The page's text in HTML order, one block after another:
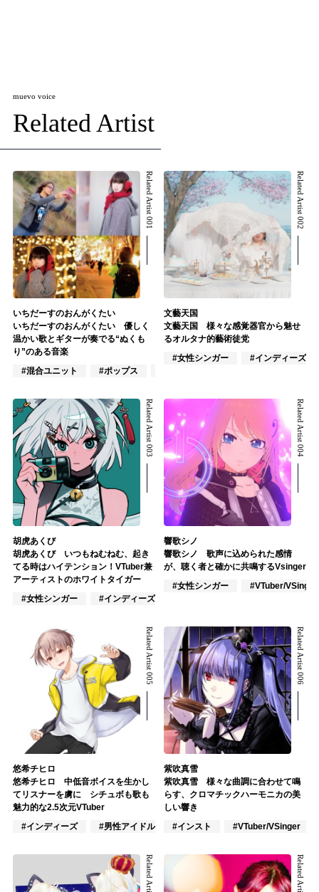
muevo voice
Related Artist
Related Artist 001
いちだーすのおんがくたい
いちだーすのおんがくたい 優しく
温かい歌とギターが奏でる“ぬくも
り”のある音楽
#混合ユニット
#ポップス
Related Artist 002
文藝天国
文藝天国 様々な感覚器官から魅せ
るオルタナ的藝術徒党
#女性シンガー
#インディーズ
Related Artist 003
胡虎あくび
胡虎あくび いつもねむねむ、起き
てる時はハイテンション！VTuber兼
アーティストのホワイトタイガー
#女性シンガー
#インディーズ
Related Artist 004
響歌シノ
響歌シノ 歌声に込められた感情
が、聴く者と確かに共鳴するVsinger
#女性シンガー
#VTuber/VSinger
Related Artist 005
悠希チヒロ
悠希チヒロ 中低音ボイスを生かし
てリスナーを虜に シチュボも歌も
魅力的な2.5次元VTuber
#インディーズ
#男性アイドル #VTuber/VSinger
Related Artist 006
紫吹真雪
紫吹真雪 様々な曲調に合わせて鳴
らす、クロマチックハーモニカの美
しい響き
#インスト
#VTuber/VSinger